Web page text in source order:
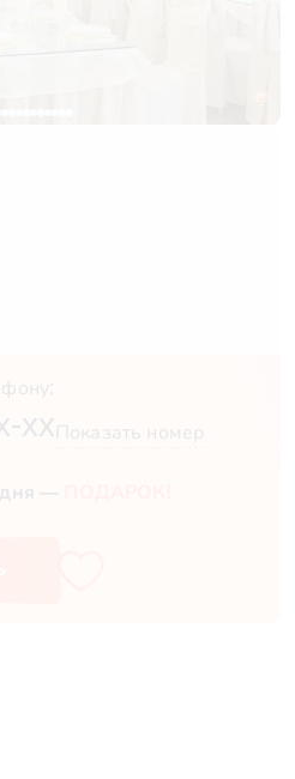
xx Показать номер
—